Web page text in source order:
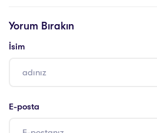
Yorum Bırakın
İsim
E-posta